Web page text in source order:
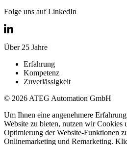
Folge uns auf LinkedIn
Über 25 Jahre
Erfahrung
Kompetenz
Zuverlässigkeit
© 2026 ATEG Automation GmbH
Um Ihnen eine angenehmere
Website zu bieten, nutzen wir Cookies
Optimierung der Website-Funktionen
Onlinemarketing und Remarketing.